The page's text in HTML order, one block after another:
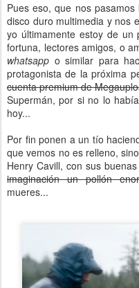
Pues eso, que nos
disco duro multimedia y nos
yo últimamente estoy de un
fortuna, lectores amigos, o
whatsapp o similar para
protagonista de la próxima
cuenta premium de
Supermán, por si no lo
hoy...
Por fin ponen a un tío
que vemos no es relleno,
Henry Cavill, con sus
imaginación un pollón
mueres...